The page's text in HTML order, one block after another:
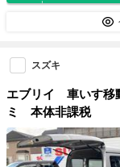
スズキ
エブリイ 車いす
ミ 本体非課税